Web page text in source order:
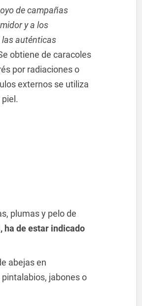
de campañas
y a los
las auténticas
obtiene de caracoles
por radiaciones o
externos se utiliza
plumas y pelo de
ha de estar indicado
abejas en
jabones o